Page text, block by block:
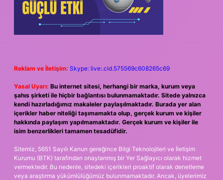
Reklam ve İletişim: Skype: live:.cid.575569c608265c69
Yasal Uyarı: Bu internet sitesi, herhangi bir marka, kurum veya
şahıs şirketi ile hiçbir bağlantısı bulunmamaktadır. Sitede yalnızca
kendi hazırladığımız makaleler paylaşılmaktadır. Burada yer alan
içerikler haber niteliği taşımamakta olup, gerçek kurum ve kişiler
hakkında paylaşım yapılmamaktadır. Gerçek kurum ve kişiler ile
isim benzerlikleri tamamen tesadüfidir.
Sitemiz, 5651 Sayılı Kanun gereğince Bilgi Teknolojileri ve İletişim
Kurumu (BTK) tarafından onaylanmış bir Yer Sağlayıcı olarak hizmet
vermektedir. Bu nedenle, sitedeki içerikleri proaktif olarak denetleme
veya araştırma yükümlülüğümüz bulunmamaktadır. Ancak, üyelerimiz